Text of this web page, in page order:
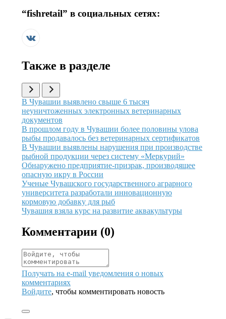
“fishretail” в социальных сетях:
Также в разделе
Иллюстрация новости
В Чувашии выявлено свыше 6 тысяч
неуничтоженных электронных ветеринарных
документов
Иллюстрация новости
В прошлом году в Чувашии более половины улова
рыбы продавалось без ветеринарных сертификатов
Иллюстрация новости
В Чувашии выявлены нарушения при производстве
рыбной продукции через систему «Меркурий»
Иллюстрация новости
Обнаружено предприятие-призрак, производящее
опасную икру в России
Иллюстрация новости
Ученые Чувашского государственного аграрного
университета разработали инновационную
кормовую добавку для рыб
Иллюстрация новости
Чувашия взяла курс на развитие аквакультуры
Комментарии (0)
Получать на e‑mail уведомления о новых
комментариях
Войдите, чтобы комментировать новость